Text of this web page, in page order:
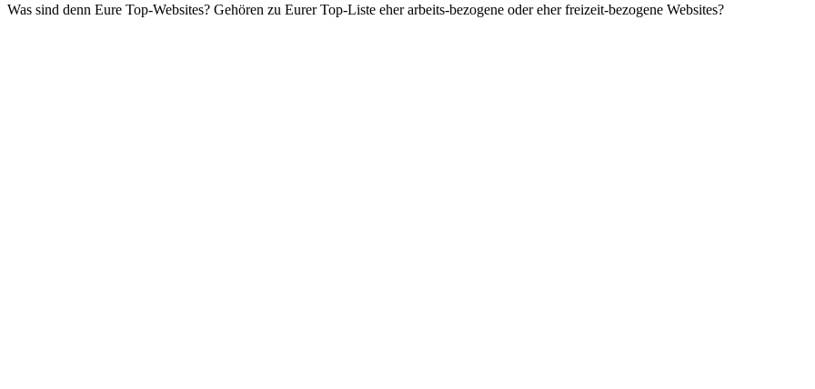
Was sind denn Eure Top-Websites? Gehören zu Eurer Top-Liste eher arbeits-bezogene oder eher freizeit-bezogene Websites?